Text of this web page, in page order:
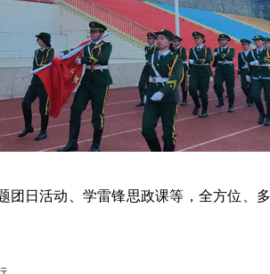
团日活动、学雷锋思政课等，全方位、